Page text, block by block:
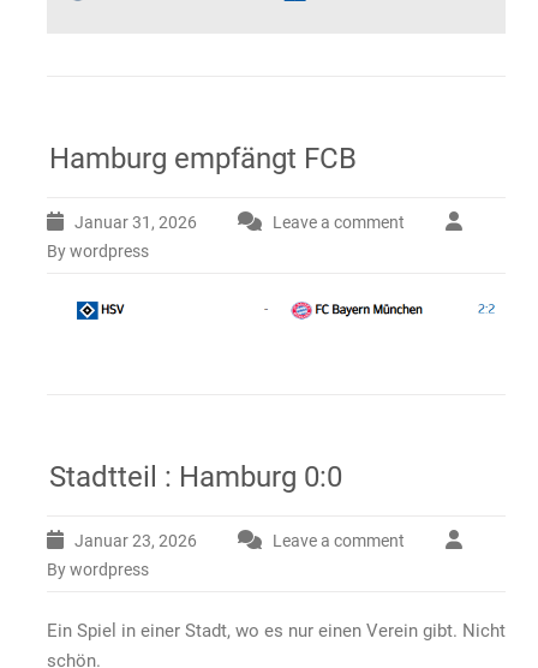
Hamburg empfängt FCB
Januar 31, 2026
Leave a comment
By wordpress
Stadtteil : Hamburg 0:0
Januar 23, 2026
Leave a comment
By wordpress
Ein Spiel in einer Stadt, wo es nur einen Verein gibt. Nicht
schön.